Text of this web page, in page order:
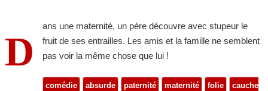
D
ans une maternité, un père découvre avec stupeur le
fruit de ses entrailles. Les amis et la famille ne semblent
pas voir la même chose que lui !
comédie absurde paternité maternité folie
cauche